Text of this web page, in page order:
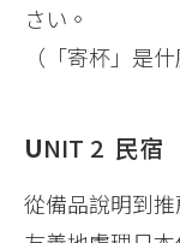
さい。
（「寄杯」是
UNIT 2 民宿
從備品說明到